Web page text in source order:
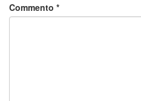
Commento *